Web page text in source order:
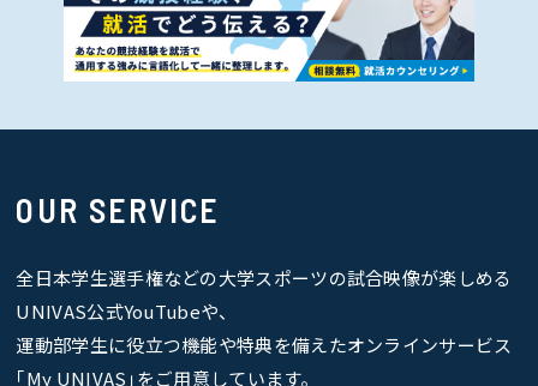
OUR SERVICE
全日本学生選手権などの大学スポーツの試合映像が楽しめる
UNIVAS公式YouTubeや、
運動部学生に役立つ機能や特典を備えたオンラインサービス
｢My UNIVAS｣をご用意しています。